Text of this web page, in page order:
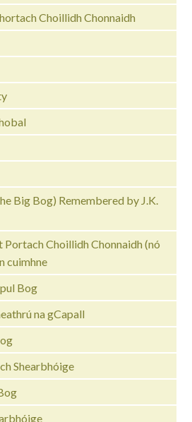
Choillidh Chonnaidh
Big Bog) Remembered by J.K.
Portach Choillidh Chonnaidh (nó
cuimhne
Bog
na gCapall
Shearbhóige